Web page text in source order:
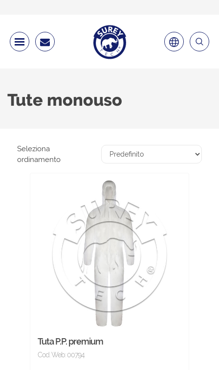
Tute monouso
Seleziona
ordinamento
Tuta P.P. premium
Cod. Web: 00794